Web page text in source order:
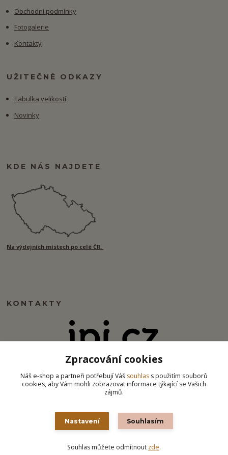
Obchodní podmínky
Fotogalerie
Kontakty
UŽITEČNÉ ODKAZY
Tabulka velikostí
Novinky
KDE NÁS NAJDETE
Na výdejních místech po celé ČR.
KONTAKTY
info@ipj.cz
Vytvořeno na Eshop-rychle.cz
Zpracování cookies
Náš e-shop a partneři potřebují Váš souhlas s použitím souborů
cookies, aby Vám mohli zobrazovat informace týkající se Vašich
zájmů.
Nastavení Souhlasím
Souhlas můžete odmítnout zde.